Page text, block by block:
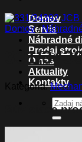
Domov
Servis
Náhradné
Predaj
O nás
Aktuality
Kontakty
Domov /
331/
Kategória:
Súvisiace